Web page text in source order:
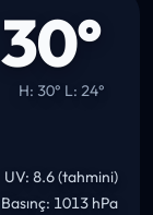
30°
H: 30° L: 24°
UV: 8.6 (tahmini)
Basınç: 1013 hPa